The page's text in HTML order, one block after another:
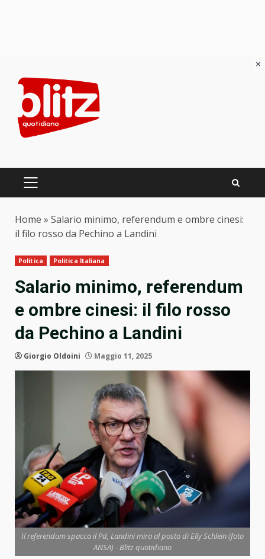
content
PRIMARY
Home » Salario minimo, referendum e ombre cinesi:
il filo rosso da Pechino a Landini
Politica Politica Italiana
Salario minimo, referendum
e ombre cinesi: il filo rosso
da Pechino a Landini
Giorgio Oldoini Maggio 11, 2025
Il referendum spacca il Pd, Landini mira al posto di Elly Schlein (foto
ANSA) - Blitz quotidiano
×